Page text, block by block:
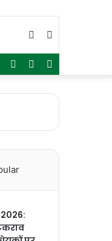
Switch
skin
WhatsApp
Instagram
YouTube